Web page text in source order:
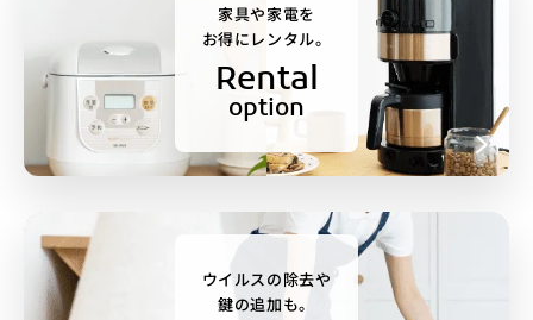
家具や家電を
お得にレンタル。
Rental
option
ウイルスの除去や
鍵の追加も。